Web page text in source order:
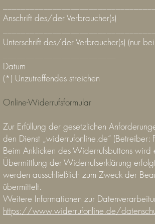
Anschrift des/der Verbraucher(s)
Unterschrift des/der Verbraucher(s) (nur
Datum
(*) Unzutreffendes streichen
Online-Widerrufsformular
Zur Erfüllung der gesetzlichen
den Dienst „widerrufonline.de“
Beim Anklicken des Widerrufsbuttons
Übermittlung der Widerrufserklärung
werden ausschließlich zum Zweck der
übermittelt.
Weitere Informationen zur
https://www.widerrufonline.de/